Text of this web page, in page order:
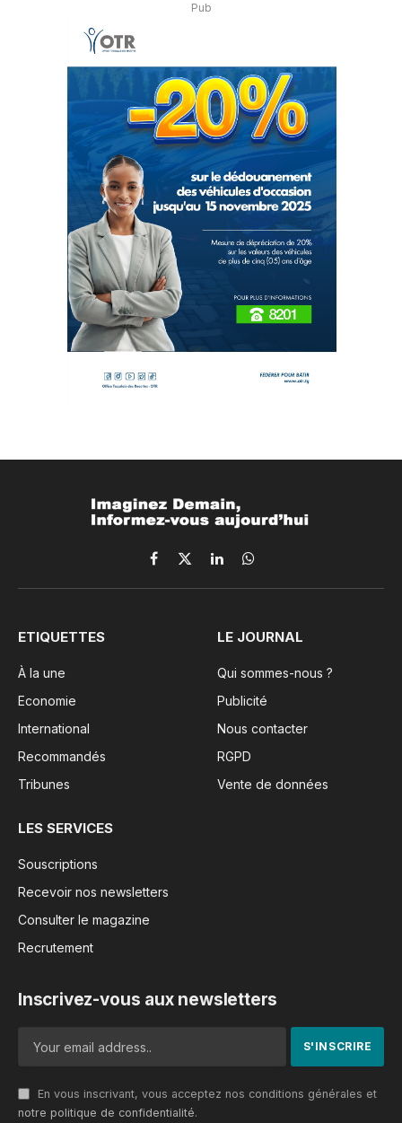
Pub
Facebook
X
(Twitter)
LinkedInWhatsApp
ETIQUETTES
À la une
Economie
International
Recommandés
Tribunes
LE JOURNAL
Qui sommes-nous ?
Publicité
Nous contacter
RGPD
Vente de données
LES SERVICES
Souscriptions
Recevoir nos newsletters
Consulter le magazine
Recrutement
Inscrivez-vous aux newsletters
En vous inscrivant, vous acceptez nos conditions générales et
notre politique de confidentialité.